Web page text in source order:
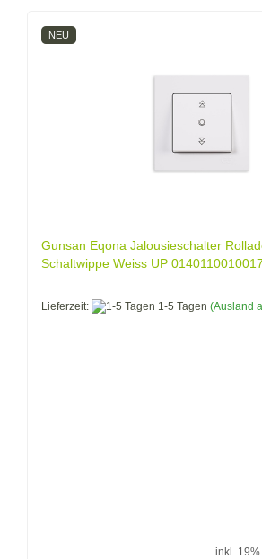
NEU
Gunsan Eqona Jalousieschalter
Schaltwippe Weiss UP
Lieferzeit: 1-5 Tagen (Ausland
inkl. 19%